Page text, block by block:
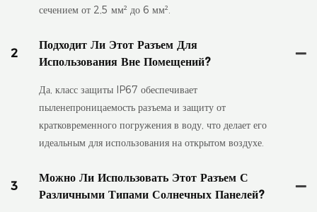
сечением от 2,5 мм² до 6 мм².
2
Подходит Ли Этот Разъем Для
Использования Вне Помещений?
Да, класс защиты IP67 обеспечивает
пыленепроницаемость разъема и защиту от
кратковременного погружения в воду, что делает его
идеальным для использования на открытом воздухе.
3
Можно Ли Использовать Этот Разъем С
Различными Типами Солнечных Панелей?